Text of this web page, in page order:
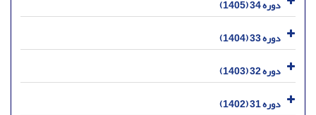
دوره 34 (1405)
دوره 33 (1404)
دوره 32 (1403)
دوره 31 (1402)